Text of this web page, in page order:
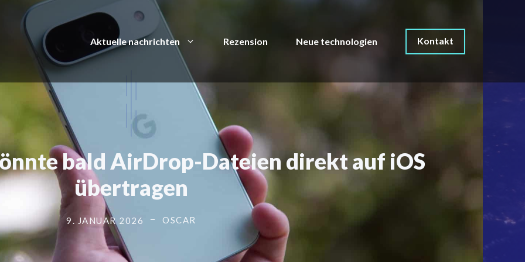
Aktuelle nachrichten Rezension Neue technologien Kontakt
bald AirDrop-Dateien direkt auf iOS
übertragen
9. JANUAR 2026 OSCAR